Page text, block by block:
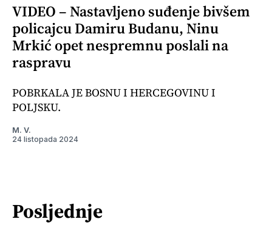
VIDEO – Nastavljeno suđenje bivšem
policajcu Damiru Budanu, Ninu
Mrkić opet nespremnu poslali na
raspravu
POBRKALA JE BOSNU I HERCEGOVINU I
POLJSKU.
M. V.
24 listopada 2024
Posljednje